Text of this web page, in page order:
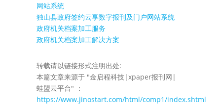
网站系统
独山县政府签约云享数字报刊及门户网站系统
政府机关档案加工服务
政府机关档案加工解决方案
转载请以链接形式注明出处:
本篇文章来源于 "金启程科技|xpaper报刊网|
蛙盟云平台" ：
https://www.jinostart.com/html/comp1/index.shtml